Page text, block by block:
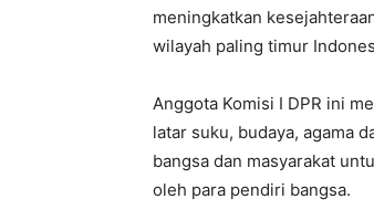
meningkatkan
wilayah paling timur
Anggota Komisi I DPR ini
latar suku, budaya, agama
bangsa dan masyarakat
oleh para pendiri bangsa.